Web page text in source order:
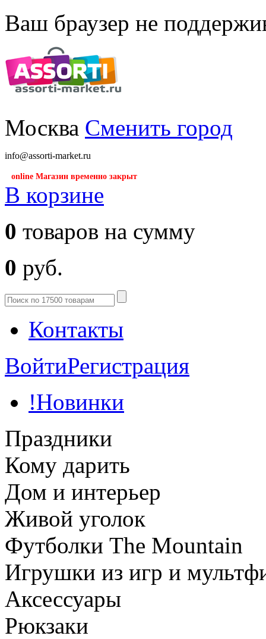
Ваш браузер не
Москва Сменить город
info@assorti-market.ru
online Магазин временно закрыт
В корзине
0 товаров на сумму
0 руб.
Контакты
ВойтиРегистрация
!Новинки
Праздники
Кому дарить
Дом и интерьер
Живой уголок
Футболки The Mountain
Игрушки из игр и
Аксессуары
Рюкзаки